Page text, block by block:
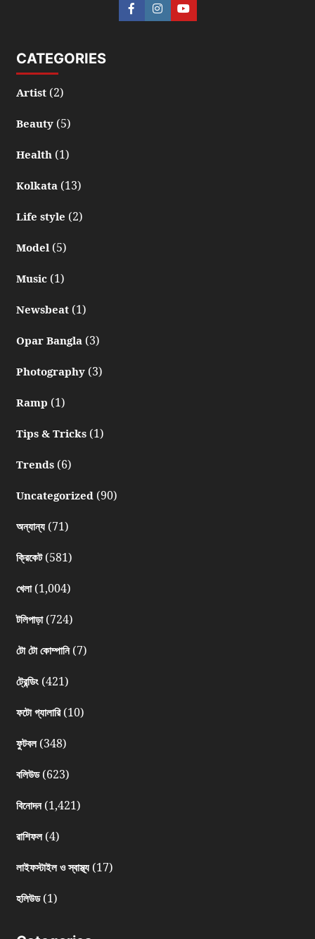
CATEGORIES
Artist(2)
Beauty(5)
Health(1)
Kolkata(13)
Life style (2)
Model(5)
Music(1)
Newsbeat(1)
Opar Bangla(3)
Photography(3)
Ramp (1)
Tips & Tricks(1)
Trends(6)
Uncategorized(90)
অন্যান্য(71)
ক্রিকেট(581)
খেলা(1,004)
টলিপাড়া(724)
টো টো কোম্পানি(7)
ট্রেন্ডিং(421)
ফটো গ্যালারি(10)
ফুটবল(348)
বলিউড(623)
বিনোদন(1,421)
রাশিফল(4)
লাইফস্টাইল ও স্বাস্থ্য(17)
হলিউড(1)